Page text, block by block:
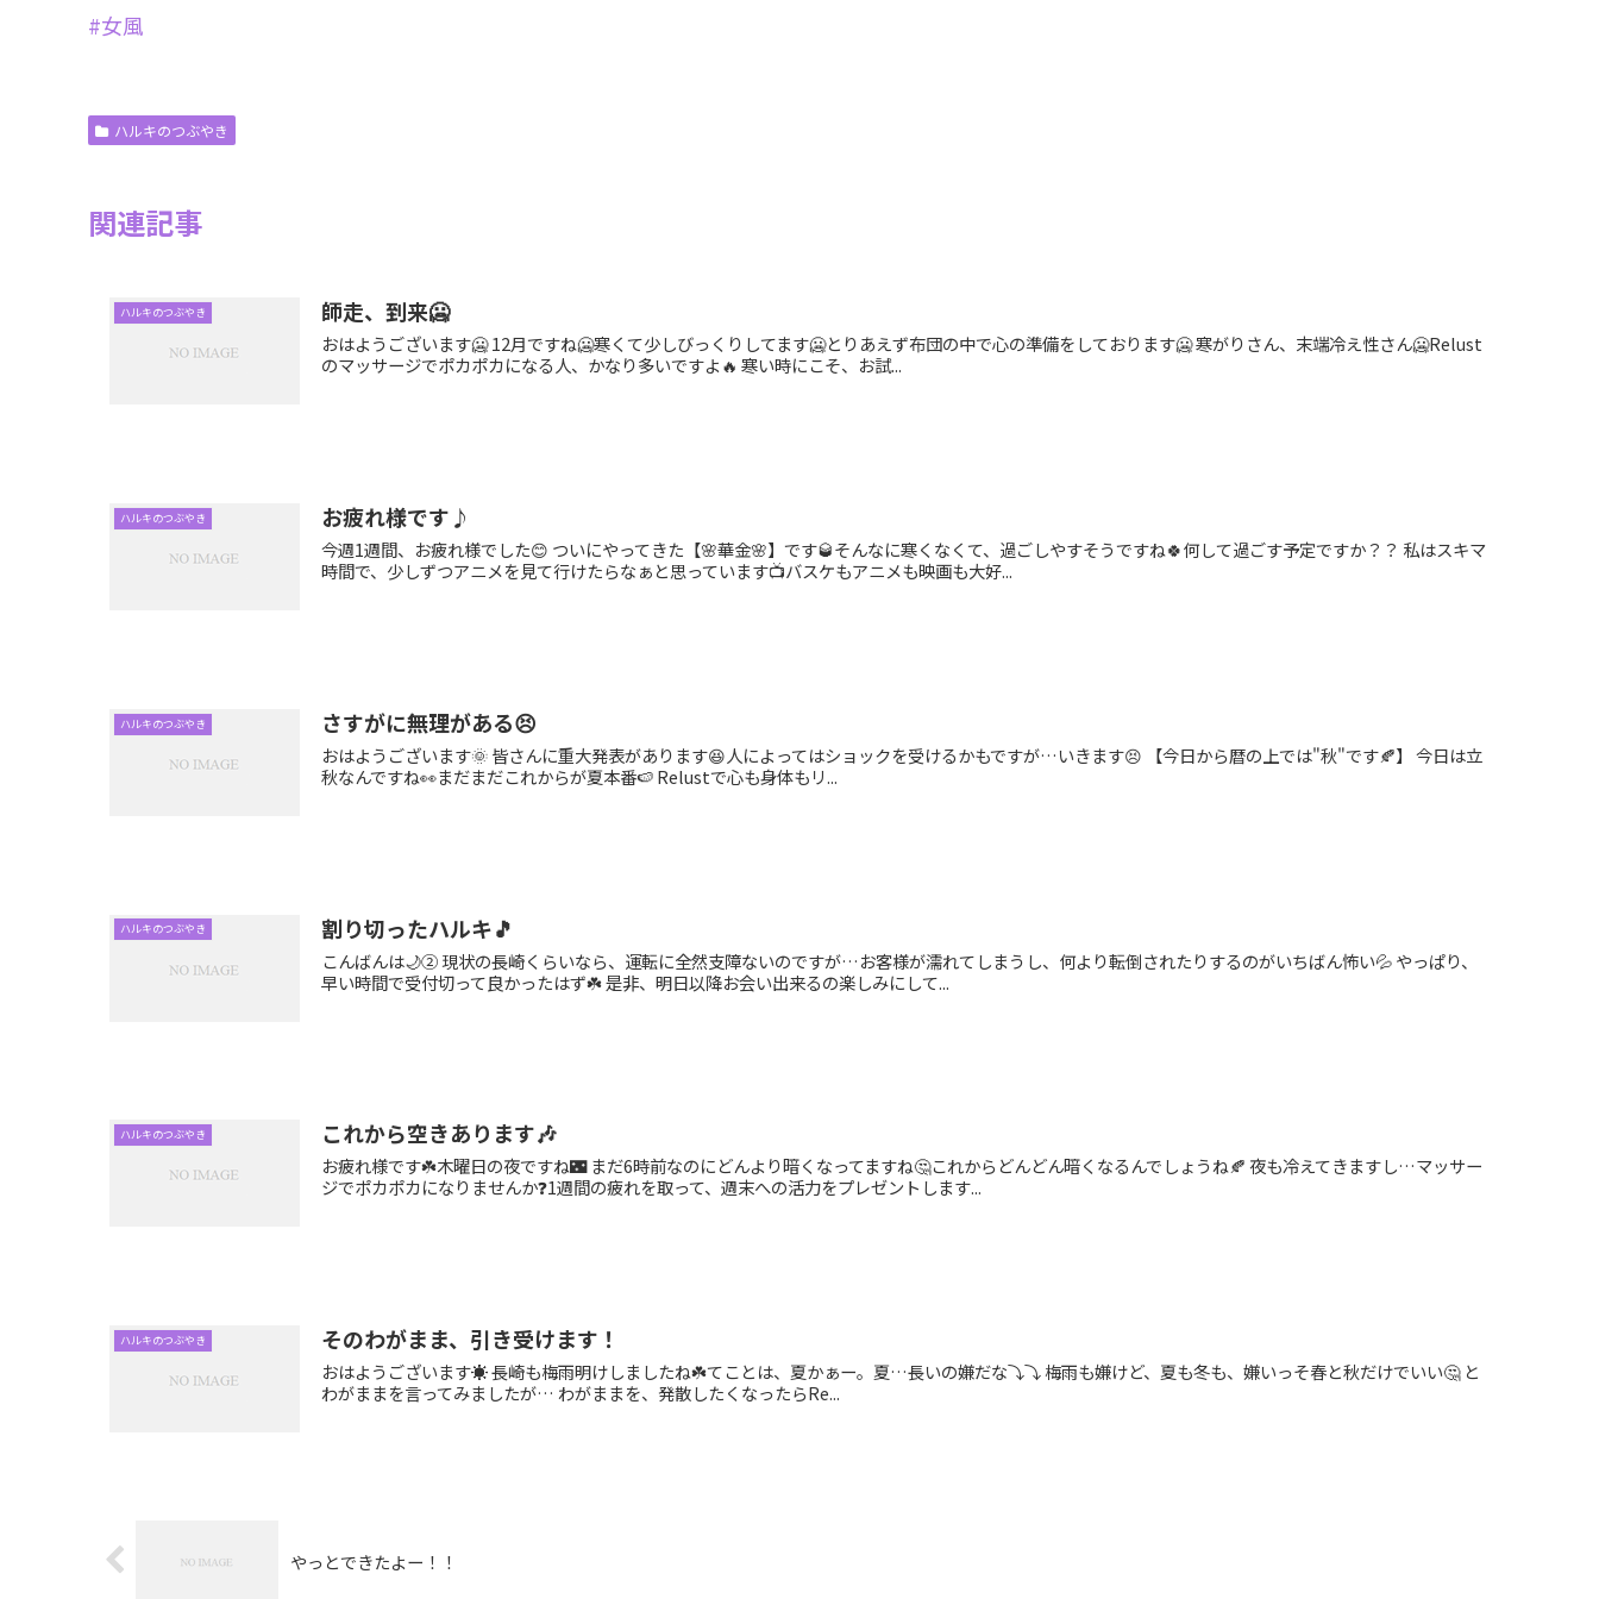
#女風
ハルキのつぶやき
関連記事
ハルキのつぶやき 師走、到来🥶
おはようございます🥶 12月ですね🥶寒くて少しびっくりしてます🥶とりあえず布団の中で心の準備をしております🥶 寒がりさん、末端冷え性さん🥶Relust
のマッサージでポカポカになる人、かなり多いですよ🔥 寒い時にこそ、お試...
ハルキのつぶやき お疲れ様です♪
今週1週間、お疲れ様でした😊 ついにやってきた【🌸華金🌸】です🥃そんなに寒くなくて、過ごしやすそうですね🍀何して過ごす予定ですか？？ 私はスキマ
時間で、少しずつアニメを見て行けたらなぁと思っています📺バスケもアニメも映画も大好...
ハルキのつぶやき さすがに無理がある😣
おはようございます🌞 皆さんに重大発表があります😆人によってはショックを受けるかもですが…いきます😣 【今日から暦の上では"秋"です🍂】 今日は立
秋なんですね👀まだまだこれからが夏本番🍉 Relustで心も身体もリ...
ハルキのつぶやき 割り切ったハルキ🎵
こんばんは🌙② 現状の長崎くらいなら、運転に全然支障ないのですが…お客様が濡れてしまうし、何より転倒されたりするのがいちばん怖い💦 やっぱり、
早い時間で受付切って良かったはず☘️ 是非、明日以降お会い出来るの楽しみにして...
ハルキのつぶやき これから空きあります🎶
お疲れ様です☘️木曜日の夜ですね🌃 まだ6時前なのにどんより暗くなってますね🤔これからどんどん暗くなるんでしょうね🍂 夜も冷えてきますし…マッサー
ジでポカポカになりませんか❓1週間の疲れを取って、週末への活力をプレゼントします...
ハルキのつぶやき そのわがまま、引き受けます！
おはようございます☀ 長崎も梅雨明けしましたね☘️てことは、夏かぁー。夏…長いの嫌だな⤵︎⤵︎ 梅雨も嫌けど、夏も冬も、嫌いっそ春と秋だけでいい🤔 と
わがままを言ってみましたが… わがままを、発散したくなったらRe...
やっとできたよー！！